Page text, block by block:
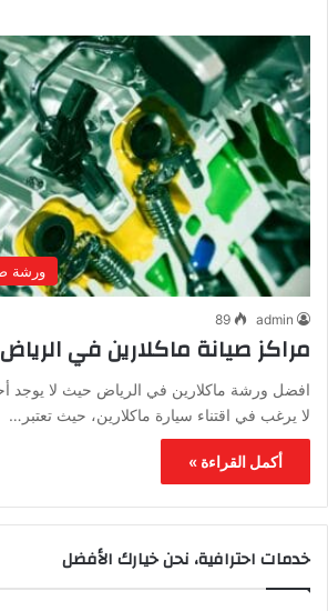
ورشة
admin
89
مراكز صيانة ماكلارين في الرياض
افضل ورشة ماكلارين في الرياض حيث لا يوجد
لا يرغب في اقتناء سيارة ماكلارين، حيث تعتبر…
أكمل القراءة »
خدمات احترافية، نحن خيارك الأفضل